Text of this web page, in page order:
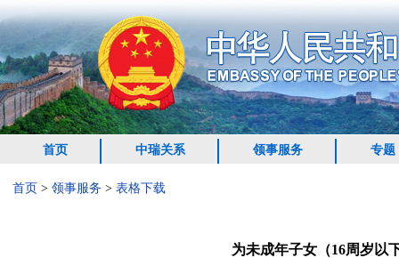
首页 中瑞关系 领事服务 专题
首页 > 领事服务 > 表格下载
为未成年子女（16周岁以